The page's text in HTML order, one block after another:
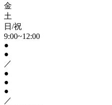
金
土
日/祝
9:00~12:00
●
●
／
●
●
●
／